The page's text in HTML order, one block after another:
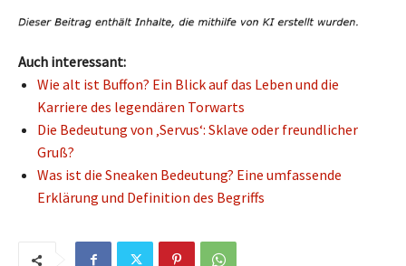
Auch interessant:
Wie alt ist Buffon? Ein Blick auf das Leben und die
Karriere des legendären Torwarts
Die Bedeutung von ‚Servus‘: Sklave oder freundlicher
Gruß?
Was ist die Sneaken Bedeutung? Eine umfassende
Erklärung und Definition des Begriffs